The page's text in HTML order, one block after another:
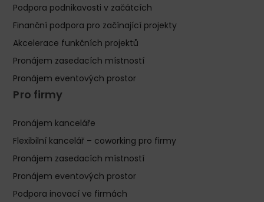
Podpora podnikavosti v začátcích
Finanční podpora pro začínající projekty
Akcelerace funkčních projektů
Pronájem zasedacích místností
Pronájem eventových prostor
Pro firmy
Pronájem kanceláře
Flexibilní kancelář – coworking pro firmy
Pronájem zasedacích místností
Pronájem eventových prostor
Podpora inovací ve firmách